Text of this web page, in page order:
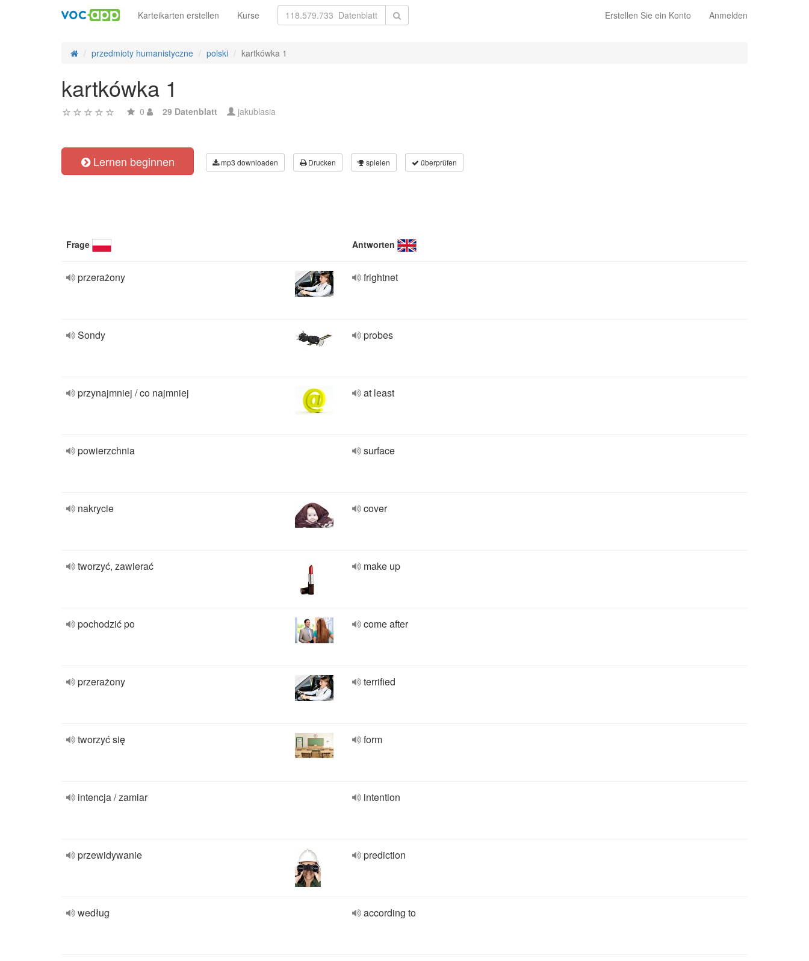
Erstellen Sie ein Konto Anmelden
Karteikarten erstellen Kurse
przedmioty humanistyczne polski kartkówka 1
kartkówka 1
0 29 Datenblatt jakublasia
Lernen beginnen mp3 downloaden Drucken spielen überprüfen
Frage Antworten
przerażony frightnet
Sondy probes
przynajmniej / co najmniej at least
powierzchnia surface
nakrycie cover
tworzyć, zawierać make up
pochodzić po come after
przerażony terrified
tworzyć się form
intencja / zamiar intention
przewidywanie prediction
według according to